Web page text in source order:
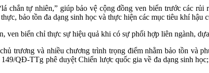
chắn tự nhiên,” giúp bảo vệ cộng đồng ven biển trước các
bảo tồn đa dạng sinh học và thực hiện các mục tiêu khí hậu
ven biển chỉ thực sự hiệu quả khi có sự phối hợp liên ngành,
trương và nhiều chương trình trọng điểm nhằm bảo tồn và
QĐ-TTg phê duyệt Chiến lược quốc gia về đa dạng sinh